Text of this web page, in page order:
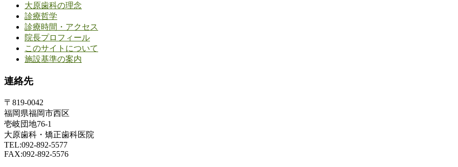
大原歯科の理念
診療哲学
診療時間・アクセス
院長プロフィール
このサイトについて
施設基準の案内
連絡先
〒819-0042
福岡県福岡市西区
壱岐団地76-1
大原歯科・矯正歯科医院
TEL:092-892-5577
FAX:092-892-5576